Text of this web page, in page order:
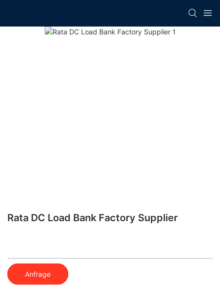
Rata DC Load Bank Factory Supplier
Anfrage